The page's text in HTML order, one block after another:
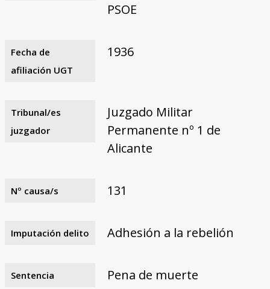
PSOE
Fecha de
afiliación UGT
1936
Tribunal/es
juzgador
Juzgado Militar
Permanente nº 1 de
Alicante
Nº causa/s 131
Imputación delito Adhesión a la rebelión
Sentencia Pena de muerte